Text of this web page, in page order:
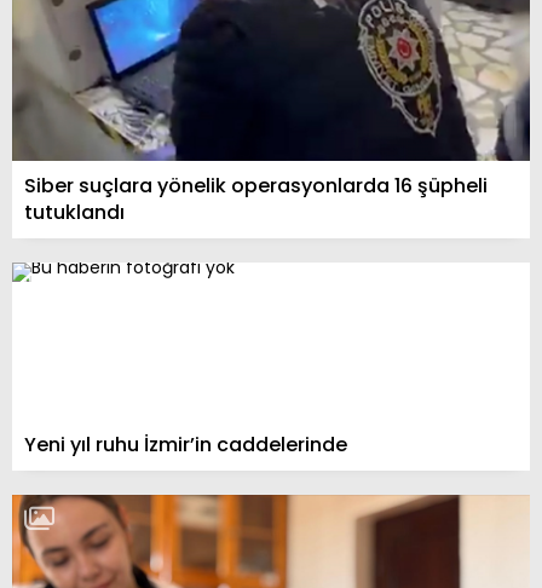
Siber suçlara yönelik operasyonlarda 16 şüpheli
tutuklandı
Yeni yıl ruhu İzmir’in caddelerinde